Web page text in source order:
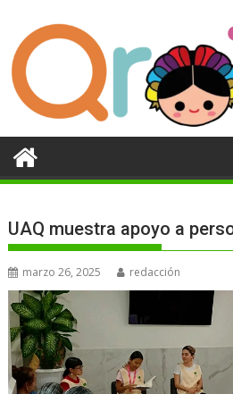
contenido
UAQ muestra apoyo a
marzo 26, 2025 redacción